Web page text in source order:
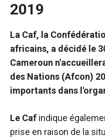
2019
La Caf, la
africains, a décidé le
Cameroun
des Nations (Afcon)
importants dans
Le Caf indique
prise en raison de la